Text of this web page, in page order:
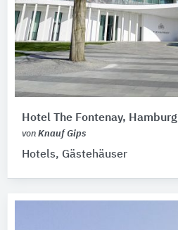
Hotel The Fontenay, Hamburg
von Knauf Gips
Hotels, Gästehäuser